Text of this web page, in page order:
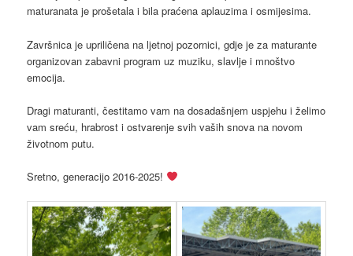
maturanata je prošetala i bila praćena aplauzima i osmijesima.
Završnica je upriličena na ljetnoj pozornici, gdje je za maturante
organizovan zabavni program uz muziku, slavlje i mnoštvo
emocija.
Dragi maturanti, čestitamo vam na dosadašnjem uspjehu i želimo
vam sreću, hrabrost i ostvarenje svih vaših snova na novom
životnom putu.
Sretno, generacijo 2016-2025!